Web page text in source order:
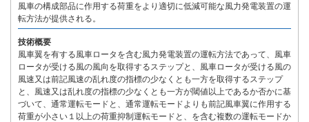
風車の構成部品に作用する荷重をより適切に低減可能な風力発電装置の運
転方法が提供される。
技術概要
風車翼を有する風車ロータを含む風力発電装置の運転方法であって、風車
ロータが受ける風の風向を取得するステップと、風車ロータが受ける風の
風速又は前記風速の乱れ度の指標の少なくとも一方を取得するステップ
と、風速又は乱れ度の指標の少なくとも一方が閾値以上であるか否かに基
づいて、通常運転モードと、通常運転モードよりも前記風車翼に作用する
荷重が小さい１以上の荷重抑制運転モードと、を含む複数の運転モードか